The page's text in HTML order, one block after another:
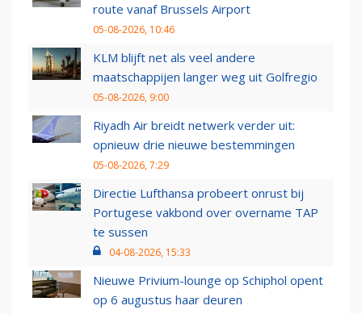
route vanaf Brussels Airport
05-08-2026, 10:46
KLM blijft net als veel andere
maatschappijen langer weg uit Golfregio
05-08-2026, 9:00
Riyadh Air breidt netwerk verder uit:
opnieuw drie nieuwe bestemmingen
05-08-2026, 7:29
Directie Lufthansa probeert onrust bij
Portugese vakbond over overname TAP
te sussen
04-08-2026, 15:33
Nieuwe Privium-lounge op Schiphol opent
op 6 augustus haar deuren